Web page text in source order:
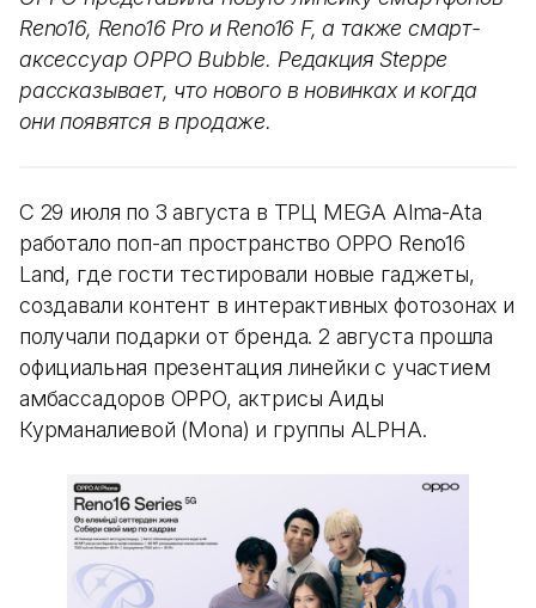
Reno16, Reno16 Pro и Reno16 F, а также смарт-
аксессуар OPPO Bubble. Редакция Steppe
рассказывает, что нового в новинках и когда
они появятся в продаже.
С 29 июля по 3 августа в ТРЦ MEGA Alma-Ata
работало поп-ап пространство OPPO Reno16
Land, где гости тестировали новые гаджеты,
создавали контент в интерактивных фотозонах и
получали подарки от бренда. 2 августа прошла
официальная презентация линейки с участием
амбассадоров OPPO, актрисы Аиды
Курманалиевой (Mona) и группы ALPHA.